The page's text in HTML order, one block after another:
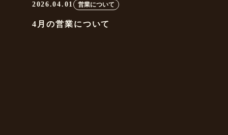
2026.04.01 営業について
4月の営業について